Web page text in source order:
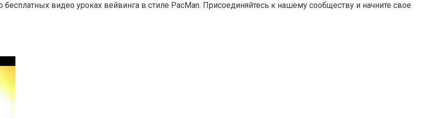
видео уроках вейвинга в стиле PacMan. Присоединяйтесь к нашему сообществу и начните свое